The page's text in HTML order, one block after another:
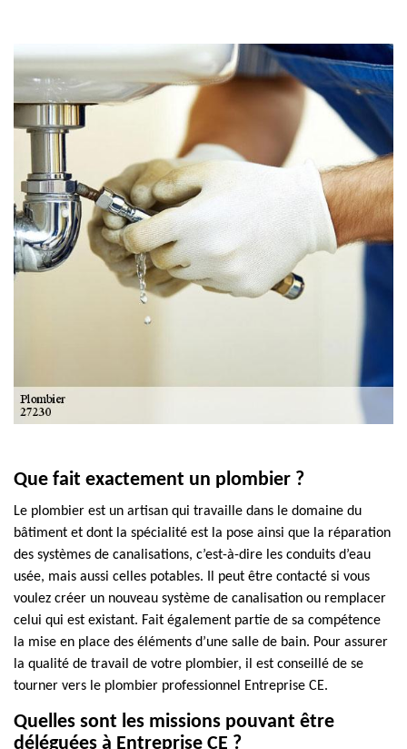
Que fait exactement un plombier ?
Le plombier est un artisan qui travaille dans le domaine du
bâtiment et dont la spécialité est la pose ainsi que la réparation
des systèmes de canalisations, c’est-à-dire les conduits d’eau
usée, mais aussi celles potables. Il peut être contacté si vous
voulez créer un nouveau système de canalisation ou remplacer
celui qui est existant. Fait également partie de sa compétence
la mise en place des éléments d’une salle de bain. Pour assurer
la qualité de travail de votre plombier, il est conseillé de se
tourner vers le plombier professionnel Entreprise CE.
Quelles sont les missions pouvant être
déléguées à Entreprise CE ?